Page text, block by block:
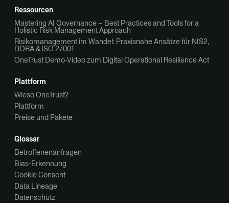
Ressourcen
Mastering AI Governance – Best Practices and Tools for a
Holistic Risk Management Approach
Risikomanagement im Wandel: Praxisnahe Ansätze für NIS2,
DORA & ISO 27001
OneTrust Demo-Video zum Digital Operational Resilience Act
Plattform
Wieso OneTrust?
Plattform
Preise und Pakete
Glossar
Betroffenenanfragen
Bias-Erkennung
Cookie Consent
Data Lineage
Datenschutz